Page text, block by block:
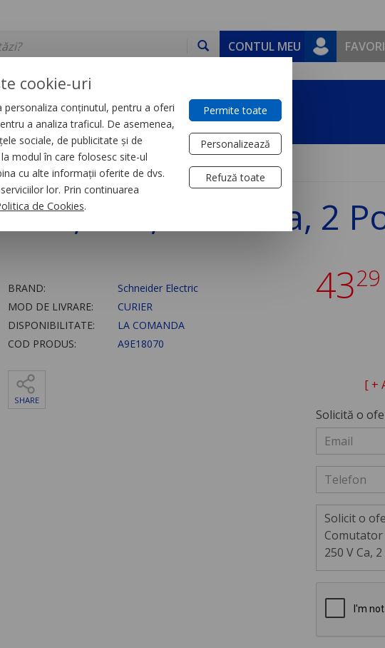
CONTUL MEU
DEVINO PARTENER CONTACT
declansare
D, 20A, 250 V Ca, 2
BRAND:
Schneider Electric
MOD DE LIVRARE:
CURIER
DISPONIBILITATE:
LA COMANDA
COD PRODUS:
A9E18070
SHARE
4329
[ +
Solicită o
cookie-uri
conținutul, pentru a oferi
a analiza traficul. De asemenea,
sociale, de publicitate și de
modul în care folosesc site-ul
cu alte informații oferite de dvs.
lor. Prin continuarea
de Cookies.
Permite toate
Personalizează
Refuză toate